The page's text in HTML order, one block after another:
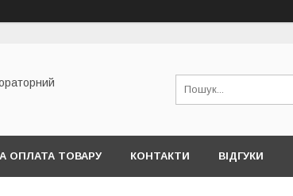
ОПЛАТА ТОВАРУ КОНТАКТИ ВІДГУКИ